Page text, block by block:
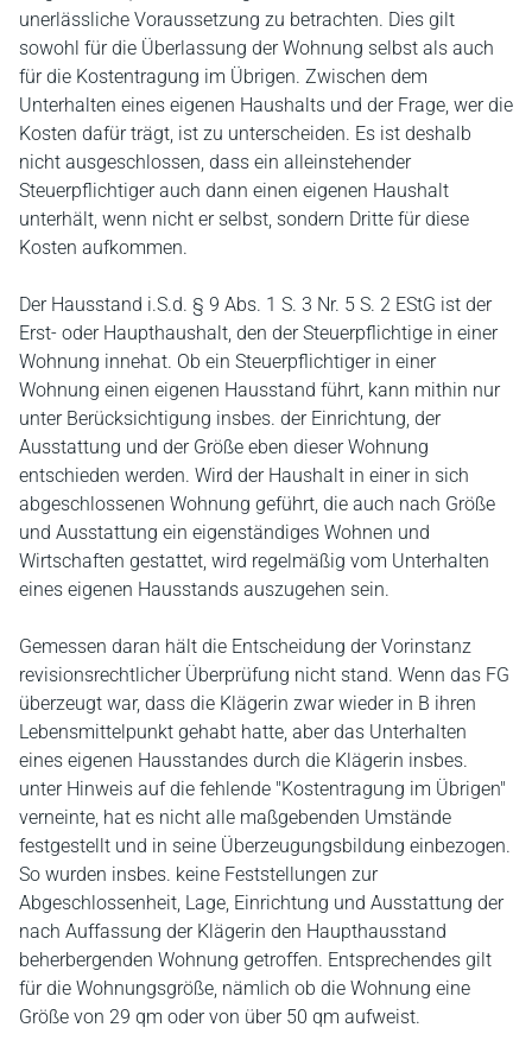
unerlässliche Voraussetzung zu betrachten. Dies gilt
sowohl für die Überlassung der Wohnung selbst als auch
für die Kostentragung im Übrigen. Zwischen dem
Unterhalten eines eigenen Haushalts und der Frage, wer die
Kosten dafür trägt, ist zu unterscheiden. Es ist deshalb
nicht ausgeschlossen, dass ein alleinstehender
Steuerpflichtiger auch dann einen eigenen Haushalt
unterhält, wenn nicht er selbst, sondern Dritte für diese
Kosten aufkommen.
Der Hausstand i.S.d. § 9 Abs. 1 S. 3 Nr. 5 S. 2 EStG ist der
Erst- oder Haupthaushalt, den der Steuerpflichtige in einer
Wohnung innehat. Ob ein Steuerpflichtiger in einer
Wohnung einen eigenen Hausstand führt, kann mithin nur
unter Berücksichtigung insbes. der Einrichtung, der
Ausstattung und der Größe eben dieser Wohnung
entschieden werden. Wird der Haushalt in einer in sich
abgeschlossenen Wohnung geführt, die auch nach Größe
und Ausstattung ein eigenständiges Wohnen und
Wirtschaften gestattet, wird regelmäßig vom Unterhalten
eines eigenen Hausstands auszugehen sein.
Gemessen daran hält die Entscheidung der Vorinstanz
revisionsrechtlicher Überprüfung nicht stand. Wenn das FG
überzeugt war, dass die Klägerin zwar wieder in B ihren
Lebensmittelpunkt gehabt hatte, aber das Unterhalten
eines eigenen Hausstandes durch die Klägerin insbes.
unter Hinweis auf die fehlende "Kostentragung im Übrigen"
verneinte, hat es nicht alle maßgebenden Umstände
festgestellt und in seine Überzeugungsbildung einbezogen.
So wurden insbes. keine Feststellungen zur
Abgeschlossenheit, Lage, Einrichtung und Ausstattung der
nach Auffassung der Klägerin den Haupthausstand
beherbergenden Wohnung getroffen. Entsprechendes gilt
für die Wohnungsgröße, nämlich ob die Wohnung eine
Größe von 29 qm oder von über 50 qm aufweist.